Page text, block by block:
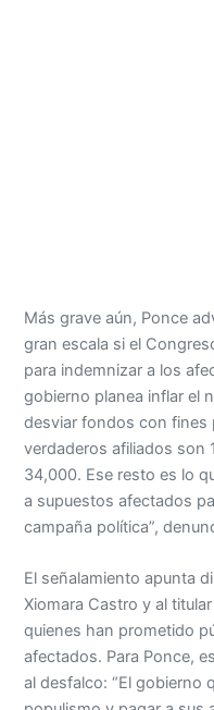
Más grave aún, Ponce
gran escala si el
para indemnizar a los
gobierno planea inflar el
desviar fondos con fines
verdaderos afiliados son
34,000. Ese resto es lo
a supuestos afectados
campaña política”,
El señalamiento apunta
Xiomara Castro y al
quienes han prometido
afectados. Para Ponce,
al desfalco: “El gobierno